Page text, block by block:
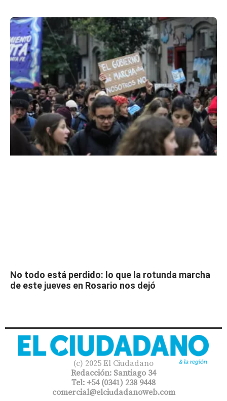
No todo está perdido: lo que la rotunda marcha
de este jueves en Rosario nos dejó
(c) 2025 El Ciudadano
Redacción: Santiago 34
Tel: +54 (0341) 238 9448
comercial@elciudadanoweb.com​